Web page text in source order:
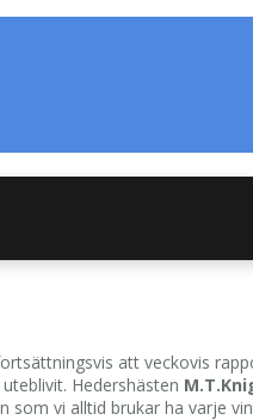
att veckovis
Hedershästen
som vi alltid brukar ha